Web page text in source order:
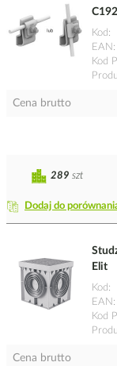
Kod
EAN
Kod
Cena brutto
Dodaj do
289 szt
Elit
Kod
EAN
Kod
Cena brutto